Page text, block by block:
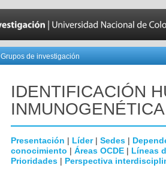
Grupos de investigación
IDENTIFICACIÓN
INMUNOGENÉTICA
Presentación | Líder| Sedes |
conocimiento | Áreas OCDE | Líneas
Prioridades | Perspectiva